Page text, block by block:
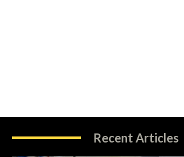
Recent Articles